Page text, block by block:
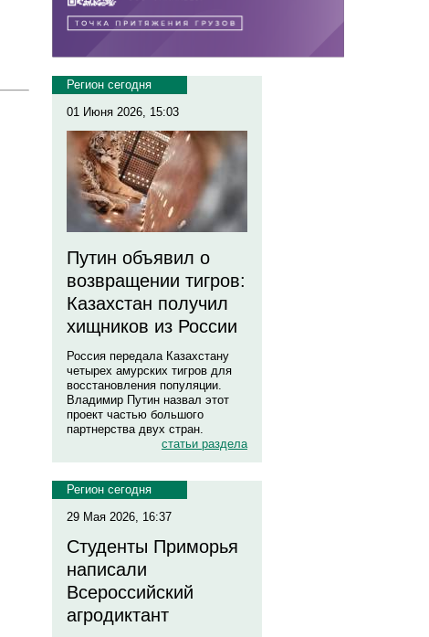
Регион сегодня
01 Июня 2026, 15:03
Путин объявил о
возвращении тигров:
Казахстан получил
хищников из России
Россия передала Казахстану
четырех амурских тигров для
восстановления популяции.
Владимир Путин назвал этот
проект частью большого
партнерства двух стран.
статьи раздела
Регион сегодня
29 Мая 2026, 16:37
Студенты Приморья
написали
Всероссийский
агродиктант